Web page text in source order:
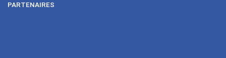
PARTENAIRES